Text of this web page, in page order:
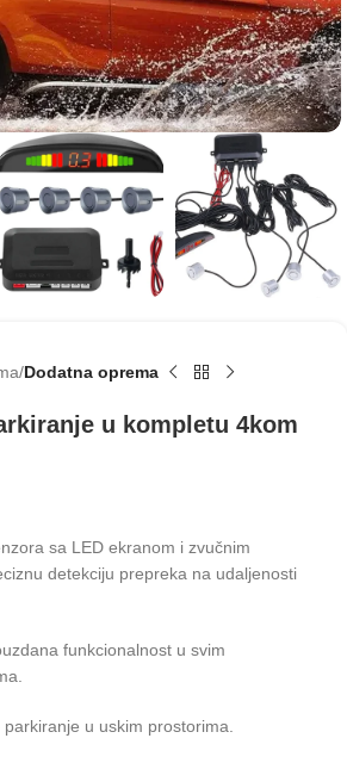
Dodatna oprema
u kompletu 4kom
sa LED ekranom i zvučnim
detekciju prepreka na udaljenosti
funkcionalnost u svim
u uskim prostorima.